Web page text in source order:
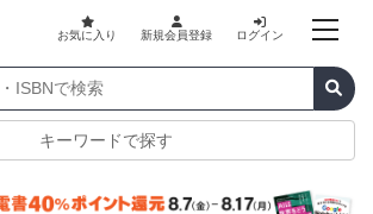
お気に入り 新規会員登録 ログイン
キーワードで探す